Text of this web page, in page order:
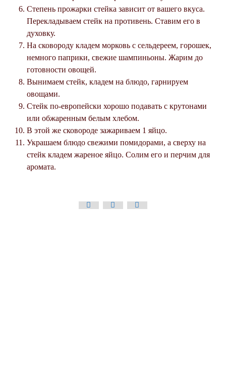
Степень прожарки стейка зависит от вашего вкуса.
Перекладываем стейк на противень. Ставим его в
духовку.
На сковороду кладем морковь с сельдереем, горошек,
немного паприки, свежие шампиньоны. Жарим до
готовности овощей.
Вынимаем стейк, кладем на блюдо, гарнируем
овощами.
Стейк по-европейски хорошо подавать с крутонами
или обжаренным белым хлебом.
В этой же сковороде зажариваем 1 яйцо.
Украшаем блюдо свежими помидорами, а сверху на
стейк кладем жареное яйцо. Солим его и перчим для
аромата.